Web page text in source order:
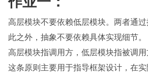
高层模块不要依赖低层模块。两者通
此之外，抽象不要依赖具体实现细节。
高层模块指调用方，低层模块指被调
这条原则主要用于指导框架设计，在